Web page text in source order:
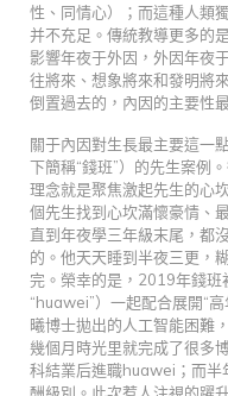
性、同情心）；而這種人類
并不充足。傳統教導更多的
影響年夜于外因，外因年夜
往將來、想象將來和發明將
倒置過去的，內因的主要性
關于內因對生長最主要這一
下簡稱“錢班”）的先生案例
理念就是聚焦激起先生的心
個先生找到心坎滿懷豪情、
直到年夜學三年級末尾，都
的。他天天睡到半夜三更，
完。榮幸的是，2019年錢
“huawei”）一起配合展開“
曦博士拋出的人工智能困難
幾個月時光里就完成了很多
科結業后進職huawei；而半
酬級別。此次惹人注視的躍